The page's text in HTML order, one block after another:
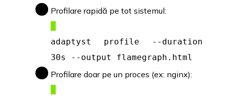
Profilare rapidă pe tot sistemul:
adaptyst profile --duration
30s --output flamegraph.html
Profilare doar pe un proces (ex: nginx):